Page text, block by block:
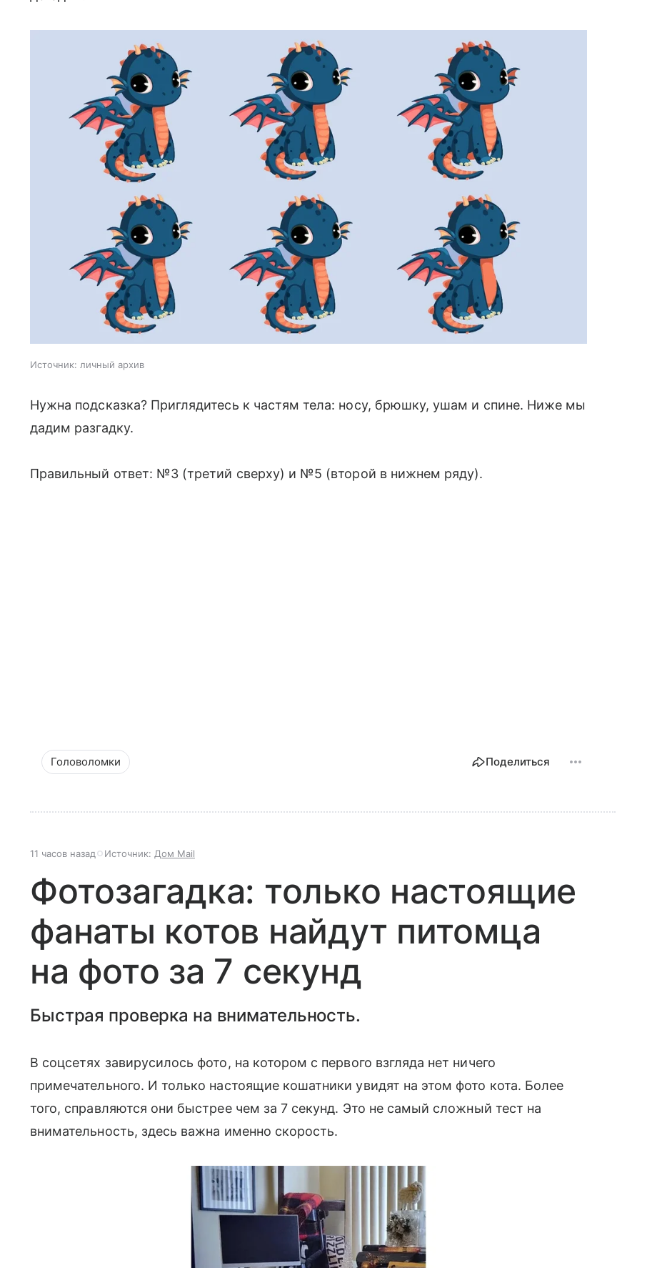
Источник: личный архив
Нужна подсказка? Приглядитесь к частям тела: носу, брюшку, ушам и спине. Ниже мы
дадим разгадку.
Правильный ответ: №3 (третий сверху) и №5 (второй в нижнем ряду).
Головоломки Поделиться
11 часов назад Источник: Дом Mail
Фотозагадка: только настоящие
фанаты котов найдут питомца
на фото за 7 секунд
Быстрая проверка на внимательность.
В соцсетях завирусилось фото, на котором с первого взгляда нет ничего
примечательного. И только настоящие кошатники увидят на этом фото кота. Более
того, справляются они быстрее чем за 7 секунд. Это не самый сложный тест на
внимательность, здесь важна именно скорость.